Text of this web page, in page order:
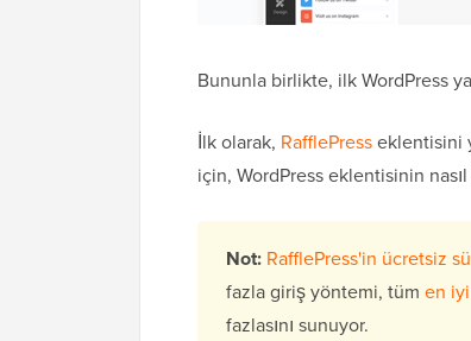
Bununla birlikte, ilk WordPress
İlk olarak, RafflePresseklentisini
için, WordPress eklentisinin nasıl
Not: RafflePress'in ücretsiz
fazla giriş yöntemi, tüm en
fazlasını sunuyor.